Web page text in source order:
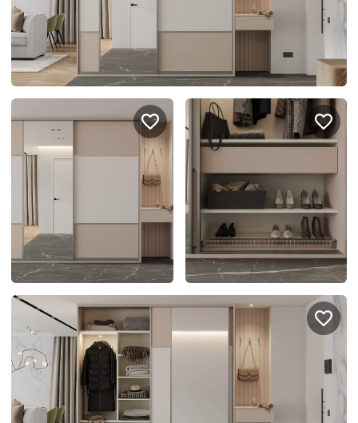
4314 5
Услуги
Дизайн-проект
Замер помещения
Кредит и рассрочка
Сборка и установка
Гарантии
Доставка
Подключение техники
Способы оплаты
Корпоративным клиентам
Рассрочка онлайн
Покупателям
Акции
Вопросы и ответы
Документация
Кухни на заказ
Цены
Блог
Индивидуальный
технический проект
Салоны продаж